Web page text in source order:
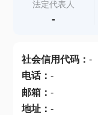
查产地
法定代表人
-
社会信用代码： -
电话： -
邮箱： -
地址： -